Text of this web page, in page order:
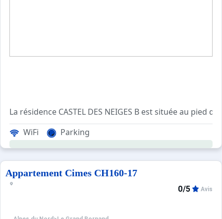
La résidence CASTEL DES NEIGES B est située au
Cet appartement de vacances situé au 2ème étage,
Les Plus de cette
****Environnement****
Choix idéal de location vacances à la montagne :
WiFi Parking
Appartement Cimes CH160-17
0/5 Avis